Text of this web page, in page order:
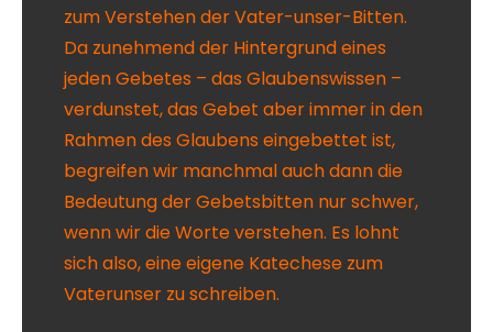
zum Verstehen der Vater-unser-Bitten.
Da zunehmend der Hintergrund eines
jeden Gebetes – das Glaubenswissen –
verdunstet, das Gebet aber immer in den
Rahmen des Glaubens eingebettet ist,
begreifen wir manchmal auch dann die
Bedeutung der Gebetsbitten nur schwer,
wenn wir die Worte verstehen. Es lohnt
sich also, eine eigene Katechese zum
Vaterunser zu schreiben.